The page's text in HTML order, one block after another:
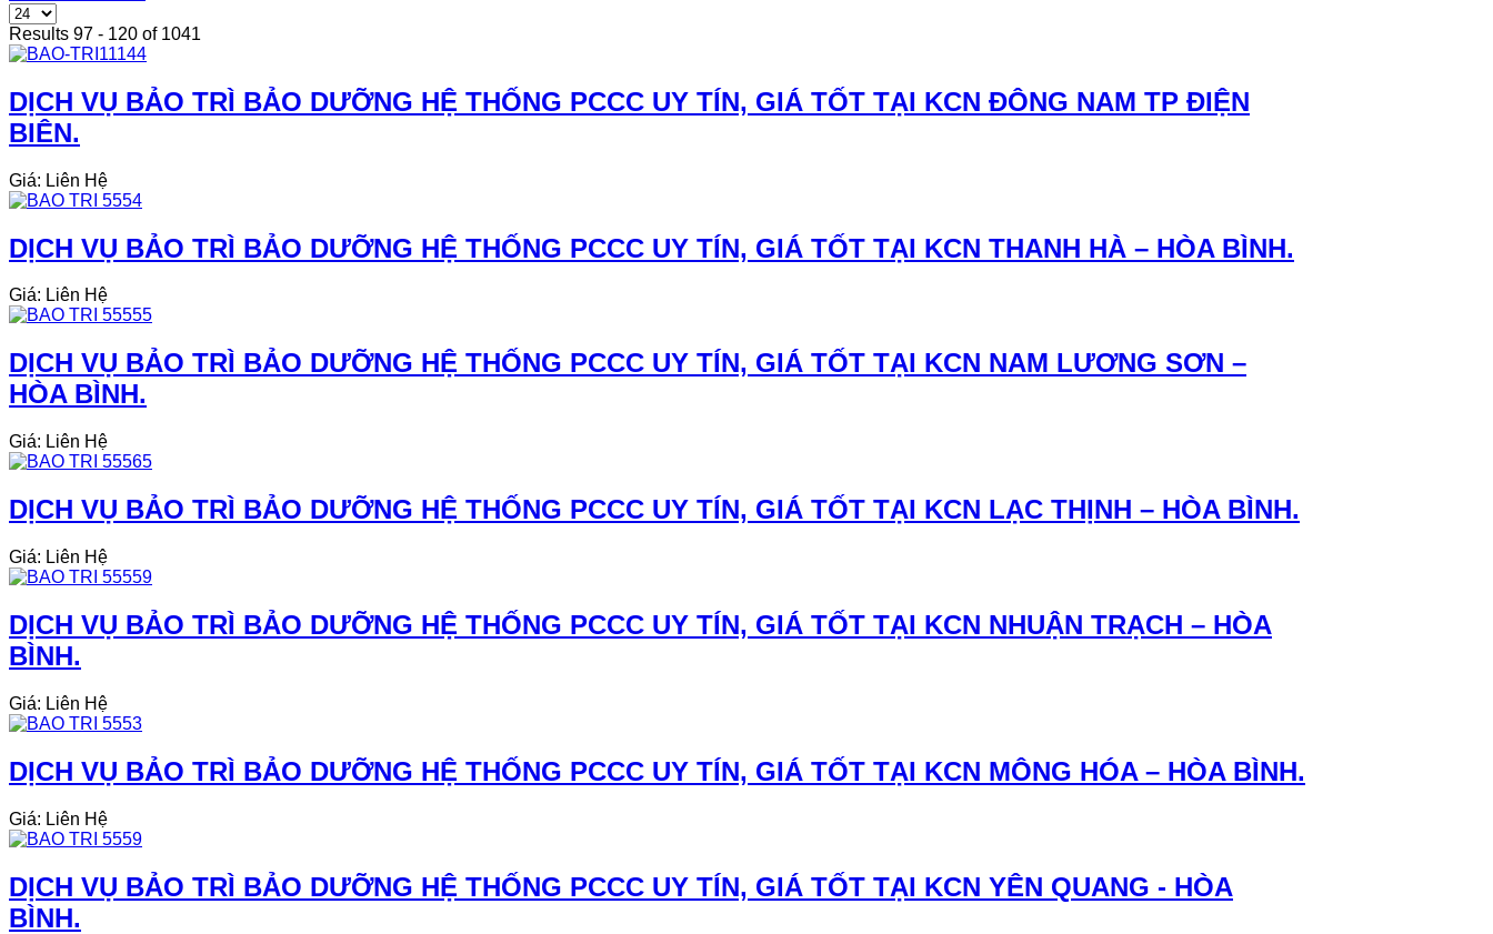
Results 97 - 120 of 1041
DỊCH VỤ BẢO TRÌ BẢO DƯỠNG HỆ THỐNG PCCC UY TÍN, GIÁ TỐT TẠI KCN ĐÔNG NAM TP ĐIỆN
BIÊN.
Giá: Liên Hệ
DỊCH VỤ BẢO TRÌ BẢO DƯỠNG HỆ THỐNG PCCC UY TÍN, GIÁ TỐT TẠI KCN THANH HÀ – HÒA BÌNH.
Giá: Liên Hệ
DỊCH VỤ BẢO TRÌ BẢO DƯỠNG HỆ THỐNG PCCC UY TÍN, GIÁ TỐT TẠI KCN NAM LƯƠNG SƠN –
HÒA BÌNH.
Giá: Liên Hệ
DỊCH VỤ BẢO TRÌ BẢO DƯỠNG HỆ THỐNG PCCC UY TÍN, GIÁ TỐT TẠI KCN LẠC THỊNH – HÒA BÌNH.
Giá: Liên Hệ
DỊCH VỤ BẢO TRÌ BẢO DƯỠNG HỆ THỐNG PCCC UY TÍN, GIÁ TỐT TẠI KCN NHUẬN TRẠCH – HÒA
BÌNH.
Giá: Liên Hệ
DỊCH VỤ BẢO TRÌ BẢO DƯỠNG HỆ THỐNG PCCC UY TÍN, GIÁ TỐT TẠI KCN MÔNG HÓA – HÒA BÌNH.
Giá: Liên Hệ
DỊCH VỤ BẢO TRÌ BẢO DƯỠNG HỆ THỐNG PCCC UY TÍN, GIÁ TỐT TẠI KCN YÊN QUANG - HÒA
BÌNH.